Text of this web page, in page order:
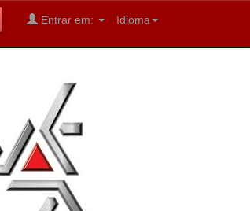
Idioma
Entrar em: